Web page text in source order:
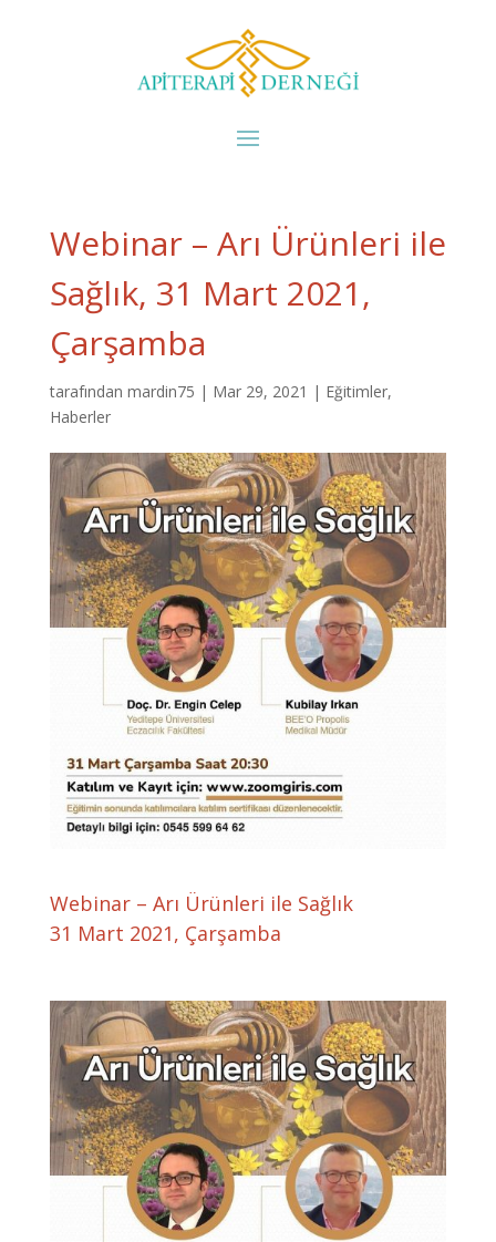
Webinar – Arı Ürünleri ile
Sağlık, 31 Mart 2021,
Çarşamba
tarafından mardin75 | Mar 29, 2021 | Eğitimler,
Haberler
Webinar – Arı Ürünleri ile Sağlık
31 Mart 2021, Çarşamba